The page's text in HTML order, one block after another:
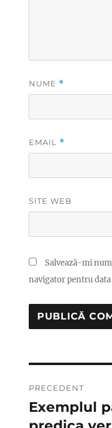
NUME *
EMAIL *
SITE WEB
Salvează-mi
navigator pentru
în
PRECEDENT
Articolul
anterior:
Exemplul